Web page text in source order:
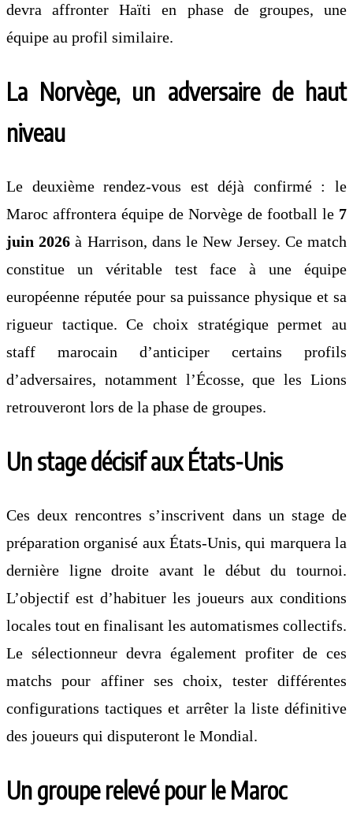
devra affronter Haïti en phase de groupes, une
équipe au profil similaire.
La Norvège, un adversaire de haut
niveau
Le deuxième rendez-vous est déjà confirmé : le
Maroc affrontera équipe de Norvège de football le 7
juin 2026 à Harrison, dans le New Jersey. Ce match
constitue un véritable test face à une équipe
européenne réputée pour sa puissance physique et sa
rigueur tactique. Ce choix stratégique permet au
staff marocain d’anticiper certains profils
d’adversaires, notamment l’Écosse, que les Lions
retrouveront lors de la phase de groupes.
Un stage décisif aux États-Unis
Ces deux rencontres s’inscrivent dans un stage de
préparation organisé aux États-Unis, qui marquera la
dernière ligne droite avant le début du tournoi.
L’objectif est d’habituer les joueurs aux conditions
locales tout en finalisant les automatismes collectifs.
Le sélectionneur devra également profiter de ces
matchs pour affiner ses choix, tester différentes
configurations tactiques et arrêter la liste définitive
des joueurs qui disputeront le Mondial.
Un groupe relevé pour le Maroc